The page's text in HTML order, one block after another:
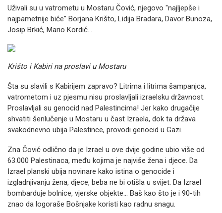
Uživali su u vatrometu u Mostaru Čović, njegovo "najljepše i
najpametnije biće" Borjana Krišto, Lidija Bradara, Davor Bunoza,
Josip Brkić, Mario Kordić…
Krišto i Kabiri na proslavi u Mostaru
Šta su slavili s Kabirijem zapravo? Litrima i litrima šampanjca,
vatrometom i uz pjesmu nisu proslavljali izraelsku državnost.
Proslavljali su genocid nad Palestincima! Jer kako drugačije
shvatiti šenlučenje u Mostaru u čast Izraela, dok ta država
svakodnevno ubija Palestince, provodi genocid u Gazi.
Zna Čović odlično da je Izrael u ove dvije godine ubio više od
63.000 Palestinaca, među kojima je najviše žena i djece. Da
Izrael planski ubija novinare kako istina o genocide i
izgladnjivanju žena, djece, beba ne bi otišla u svijet. Da Izrael
bombarduje bolnice, vjerske objekte… Baš kao što je i 90-tih
znao da logoraše Bošnjake koristi kao radnu snagu.